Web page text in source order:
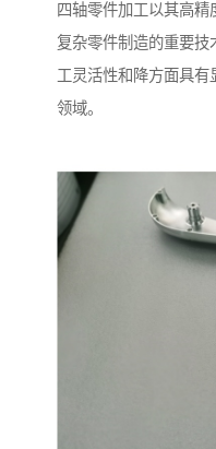
四轴零件加工以其高
复杂零件制造的重要技
工灵活性和降方面具有
领域。